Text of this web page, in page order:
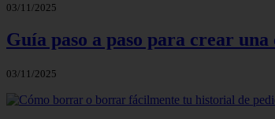
03/11/2025
Guía paso a paso para crear
03/11/2025